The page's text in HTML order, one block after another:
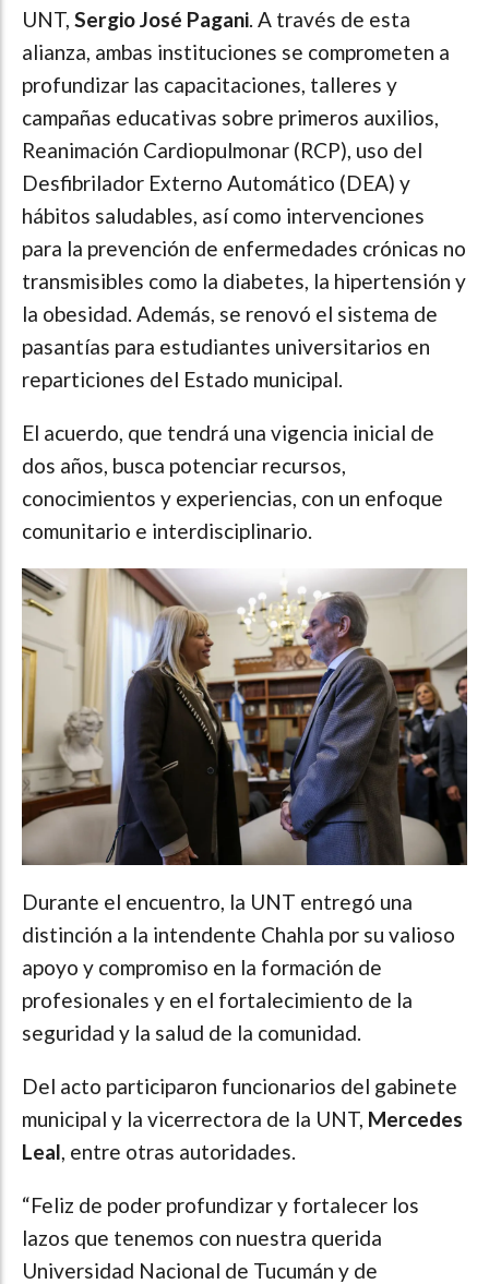
UNT, Sergio José Pagani. A través de esta
alianza, ambas instituciones se comprometen a
profundizar las capacitaciones, talleres y
campañas educativas sobre primeros auxilios,
Reanimación Cardiopulmonar (RCP), uso del
Desfibrilador Externo Automático (DEA) y
hábitos saludables, así como intervenciones
para la prevención de enfermedades crónicas no
transmisibles como la diabetes, la hipertensión y
la obesidad. Además, se renovó el sistema de
pasantías para estudiantes universitarios en
reparticiones del Estado municipal.
El acuerdo, que tendrá una vigencia inicial de
dos años, busca potenciar recursos,
conocimientos y experiencias, con un enfoque
comunitario e interdisciplinario.
Durante el encuentro, la UNT entregó una
distinción a la intendente Chahla por su valioso
apoyo y compromiso en la formación de
profesionales y en el fortalecimiento de la
seguridad y la salud de la comunidad.
Del acto participaron funcionarios del gabinete
municipal y la vicerrectora de la UNT, Mercedes
Leal, entre otras autoridades.
“Feliz de poder profundizar y fortalecer los
lazos que tenemos con nuestra querida
Universidad Nacional de Tucumán y de